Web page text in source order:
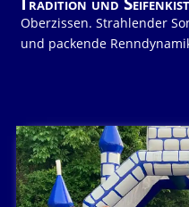
Oberzissen. Strahlender
und packende